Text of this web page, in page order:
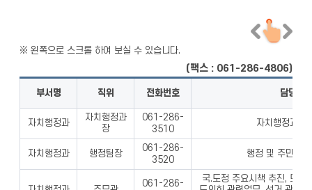
(팩스 : 061-286-4806)
부서명 직위 전화번호 담당업
자치행정과
자치행정과
장
061-286-
3510
자치행정과 업
자치행정과 행정팀장
061-286-
3520
행정 및 주민자
061-286-
국.도정 주요시책 추진, 도민